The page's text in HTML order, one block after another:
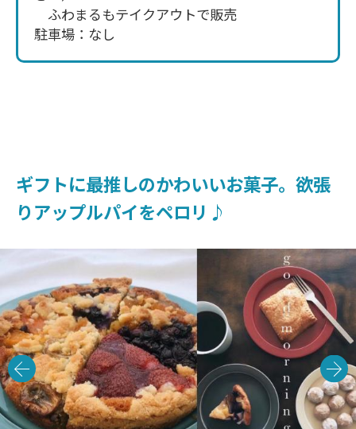
ふわまるもテイクアウトで販売
駐車場：なし
ギフトに最推しのかわいいお菓子。欲張
りアップルパイをペロリ♪